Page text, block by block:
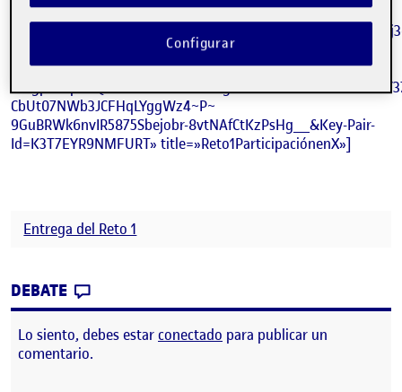
Un saludo
Yla9XeCxWr92HT-GcA1f2m6VvaV1Ir~J08Vfdxy2dUwf-hD-
sSOMYl
CbUt07NWb3JCFHqLYggWz4~P~
9GuBRWk6nvIR5875Sbejobr-8vtNAfCtKzPsHg__&Key-Pair-
Id=K3T7EYR9NMFURT» title=»Reto1ParticipaciónenX»]
Entrega del Reto 1
DEBATE
Lo siento, debes estarconectado para publicar un
comentario.
Configurar